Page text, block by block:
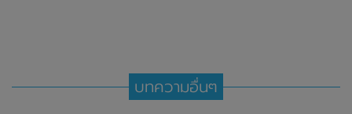
บทความอื่นๆ